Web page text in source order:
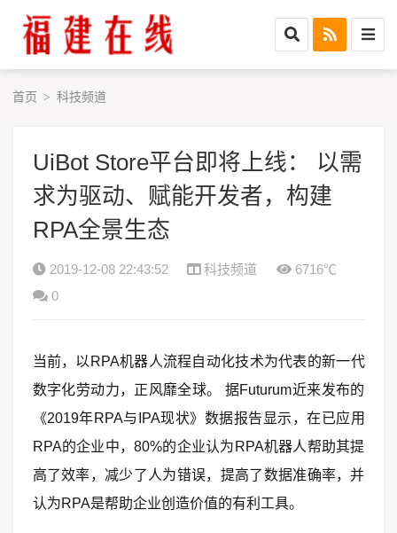
首页 > 科技频道
UiBot Store平台即将上线： 以需
求为驱动、赋能开发者，构建
RPA全景生态
2019-12-08 22:43:52 科技频道
6716℃
0
当前，以RPA机器人流程自动化技术为代表的新一代
数字化劳动力，正风靡全球。 据Futurum近来发布的
《2019年RPA与IPA现状》数据报告显示，在已应用
RPA的企业中，80%的企业认为RPA机器人帮助其提
高了效率，减少了人为错误，提高了数据准确率，并
认为RPA是帮助企业创造价值的有利工具。